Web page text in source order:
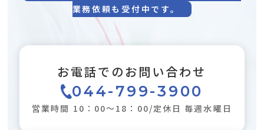
業務依頼も受付中です。
お電話でのお問い合わせ
044-799-3900
営業時間 10：00～18：00/定休日 毎週水曜日